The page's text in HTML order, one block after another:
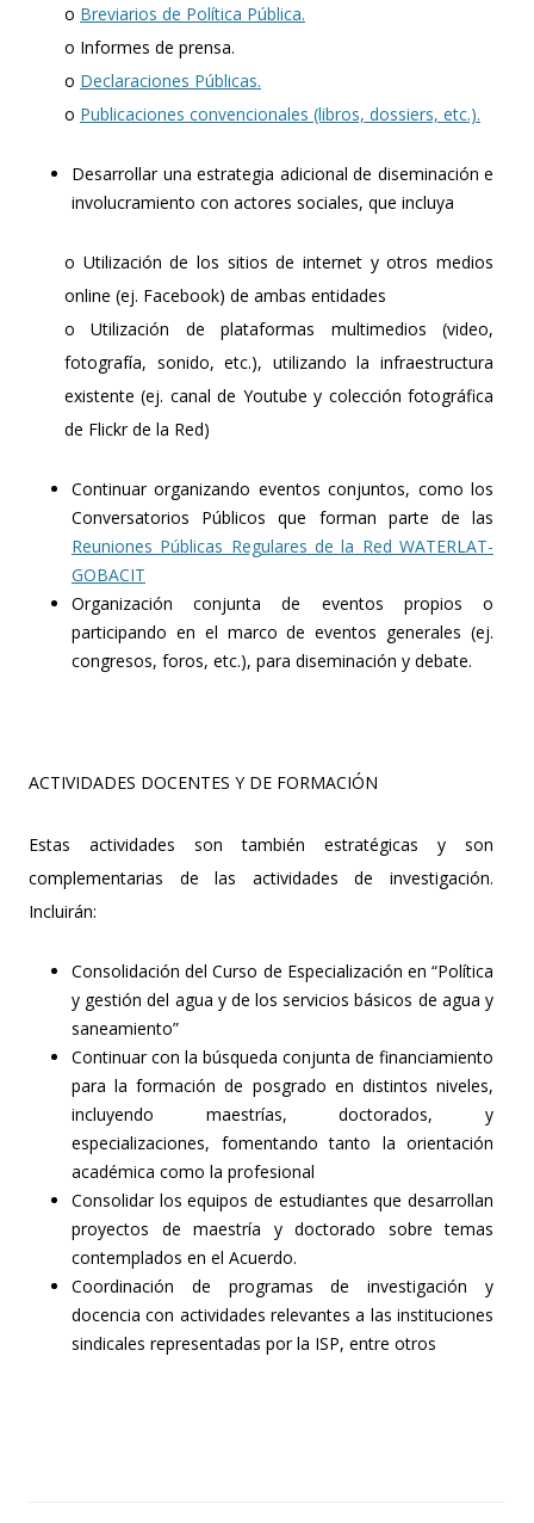
o Breviarios de Política Pública.
o Informes de prensa.
o Declaraciones Públicas.
o Publicaciones convencionales (libros, dossiers, etc.).
Desarrollar una estrategia adicional de diseminación e
involucramiento con actores sociales, que incluya
o Utilización de los sitios de internet y otros medios
online (ej. Facebook) de ambas entidades
o Utilización de plataformas multimedios (video,
fotografía, sonido, etc.), utilizando la infraestructura
existente (ej. canal de Youtube y colección fotográfica
de Flickr de la Red)
Continuar organizando eventos conjuntos, como los
Conversatorios Públicos que forman parte de las
Reuniones Públicas Regulares de la Red WATERLAT-
GOBACIT
Organización conjunta de eventos propios o
participando en el marco de eventos generales (ej.
congresos, foros, etc.), para diseminación y debate.
ACTIVIDADES DOCENTES Y DE FORMACIÓN
Estas actividades son también estratégicas y son
complementarias de las actividades de investigación.
Incluirán:
Consolidación del Curso de Especialización en “Política
y gestión del agua y de los servicios básicos de agua y
saneamiento”
Continuar con la búsqueda conjunta de financiamiento
para la formación de posgrado en distintos niveles,
incluyendo maestrías, doctorados, y
especializaciones, fomentando tanto la orientación
académica como la profesional
Consolidar los equipos de estudiantes que desarrollan
proyectos de maestría y doctorado sobre temas
contemplados en el Acuerdo.
Coordinación de programas de investigación y
docencia con actividades relevantes a las instituciones
sindicales representadas por la ISP, entre otros